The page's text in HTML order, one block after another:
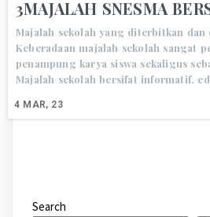
3MAJALAH SNESMA
4 MAR, 23
Majalah sekolah yang diterbitkan dan
Keberadaan majalah sekolah sangat
penampung karya siswa sekaligus
Majalah sekolah bersifat informatif,
Search